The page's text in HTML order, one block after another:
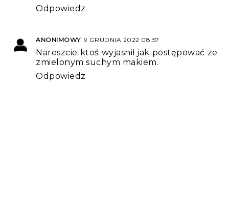
Odpowiedz
ANONIMOWY 9 GRUDNIA 2022 08:57
Nareszcie ktoś wyjasnił jak postępować ze
zmielonym suchym makiem.
Odpowiedz